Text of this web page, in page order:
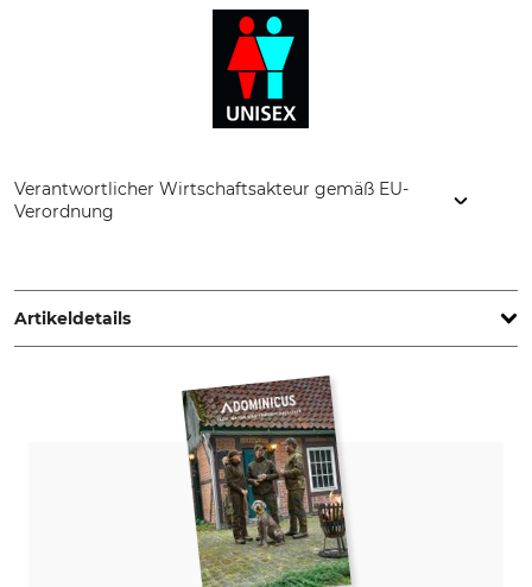
Verantwortlicher Wirtschaftsakteur gemäß EU-
Verordnung
Lithuania, www.thermowave.com
Artikeldetails
Produkttyp
Schlauchschal
Modellbezeichnung
Oberstoff
100% Wolle
Herstellung
Made In Lithuania